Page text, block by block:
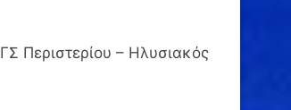
Περιστερίου – Ηλυσιακός